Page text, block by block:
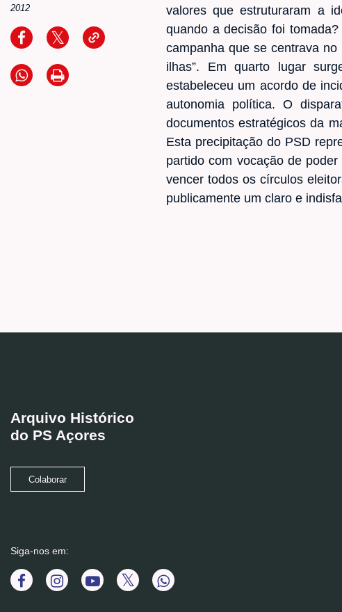
2012
valores que estruturaram a
quando a decisão foi
campanha que se centrava no
ilhas”. Em quarto lugar
estabeleceu um acordo de
autonomia política. O
documentos estratégicos da
Esta precipitação do PSD
partido com vocação de
vencer todos os círculos
publicamente um claro e
Arquivo Histórico
do PS Açores
Colaborar
Siga-nos em: